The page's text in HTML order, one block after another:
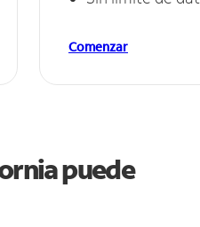
Comenzar
puede